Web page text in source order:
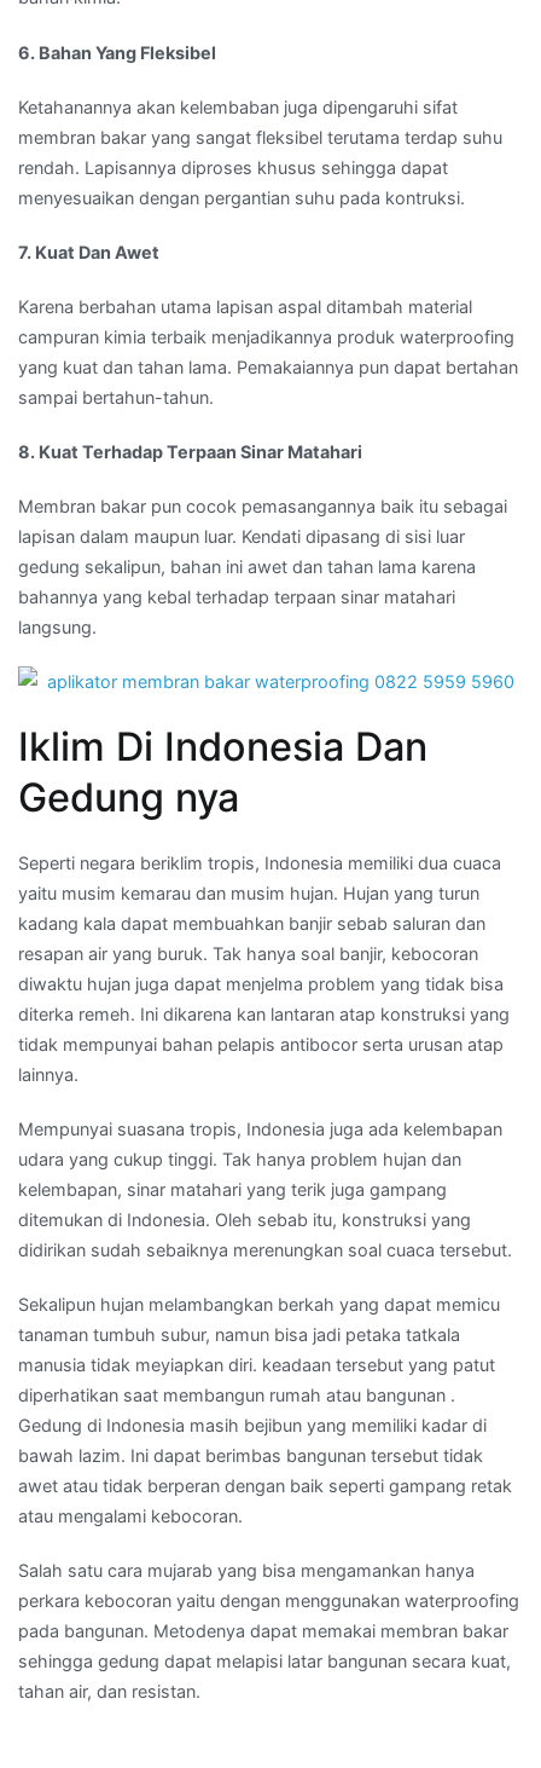
6. Bahan Yang Fleksibel
Ketahanannya akan kelembaban juga dipengaruhi sifat
membran bakar yang sangat fleksibel terutama terdap suhu
rendah. Lapisannya diproses khusus sehingga dapat
menyesuaikan dengan pergantian suhu pada kontruksi.
7. Kuat Dan Awet
Karena berbahan utama lapisan aspal ditambah material
campuran kimia terbaik menjadikannya produk waterproofing
yang kuat dan tahan lama. Pemakaiannya pun dapat bertahan
sampai bertahun-tahun.
8. Kuat Terhadap Terpaan Sinar Matahari
Membran bakar pun cocok pemasangannya baik itu sebagai
lapisan dalam maupun luar. Kendati dipasang di sisi luar
gedung sekalipun, bahan ini awet dan tahan lama karena
bahannya yang kebal terhadap terpaan sinar matahari
langsung.
Iklim Di Indonesia Dan
Gedung nya
Seperti negara beriklim tropis, Indonesia memiliki dua cuaca
yaitu musim kemarau dan musim hujan. Hujan yang turun
kadang kala dapat membuahkan banjir sebab saluran dan
resapan air yang buruk. Tak hanya soal banjir, kebocoran
diwaktu hujan juga dapat menjelma problem yang tidak bisa
diterka remeh. Ini dikarena kan lantaran atap konstruksi yang
tidak mempunyai bahan pelapis antibocor serta urusan atap
lainnya.
Mempunyai suasana tropis, Indonesia juga ada kelembapan
udara yang cukup tinggi. Tak hanya problem hujan dan
kelembapan, sinar matahari yang terik juga gampang
ditemukan di Indonesia. Oleh sebab itu, konstruksi yang
didirikan sudah sebaiknya merenungkan soal cuaca tersebut.
Sekalipun hujan melambangkan berkah yang dapat memicu
tanaman tumbuh subur, namun bisa jadi petaka tatkala
manusia tidak meyiapkan diri. keadaan tersebut yang patut
diperhatikan saat membangun rumah atau bangunan .
Gedung di Indonesia masih bejibun yang memiliki kadar di
bawah lazim. Ini dapat berimbas bangunan tersebut tidak
awet atau tidak berperan dengan baik seperti gampang retak
atau mengalami kebocoran.
Salah satu cara mujarab yang bisa mengamankan hanya
perkara kebocoran yaitu dengan menggunakan waterproofing
pada bangunan. Metodenya dapat memakai membran bakar
sehingga gedung dapat melapisi latar bangunan secara kuat,
tahan air, dan resistan.